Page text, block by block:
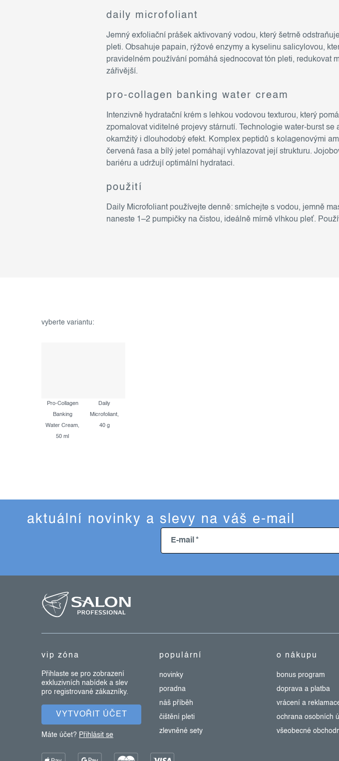
daily microfoliant
Jemný exfoliační prášek aktivovaný vodou, který šetrně
pleti. Obsahuje papain, rýžové enzymy a kyselinu salicylovou,
pravidelném používání pomáhá sjednocovat tón pleti, redukovat
zářivější.
pro-collagen banking water cream
Intenzivně hydratační krém s lehkou vodovou texturou, který
zpomalovat viditelné projevy stárnutí. Technologie water-burst
okamžitý i dlouhodobý efekt. Komplex peptidů s kolagenovými
červená řasa a bílý jetel pomáhají vyhlazovat její strukturu.
bariéru a udržují optimální hydrataci.
použití
Daily Microfoliant používejte denně: smíchejte s vodou, jemně
naneste 1–2 pumpičky na čistou, ideálně mírně vlhkou pleť.
Pro-Collagen
Banking
Water Cream,
50 ml
Daily
Microfoliant,
40 g
aktuální novinky a slevy na váš e-mail
E-mail
vip zóna
Přihlaste se pro zobrazení
exkluzivních nabídek a slev
pro registrované zákazníky.
VYTVOŘIT ÚČET
Máte účet? Přihlásit se
populární
novinky
poradna
náš příběh
čištění pleti
zlevněné sety
o nákupu
bonus program
doprava a platba
vrácení a
ochrana osobních
všeobecné